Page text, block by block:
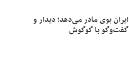
ایران بوی مادر می‌دهد؛ دیدار و
گفت‌وگو با گوگوش